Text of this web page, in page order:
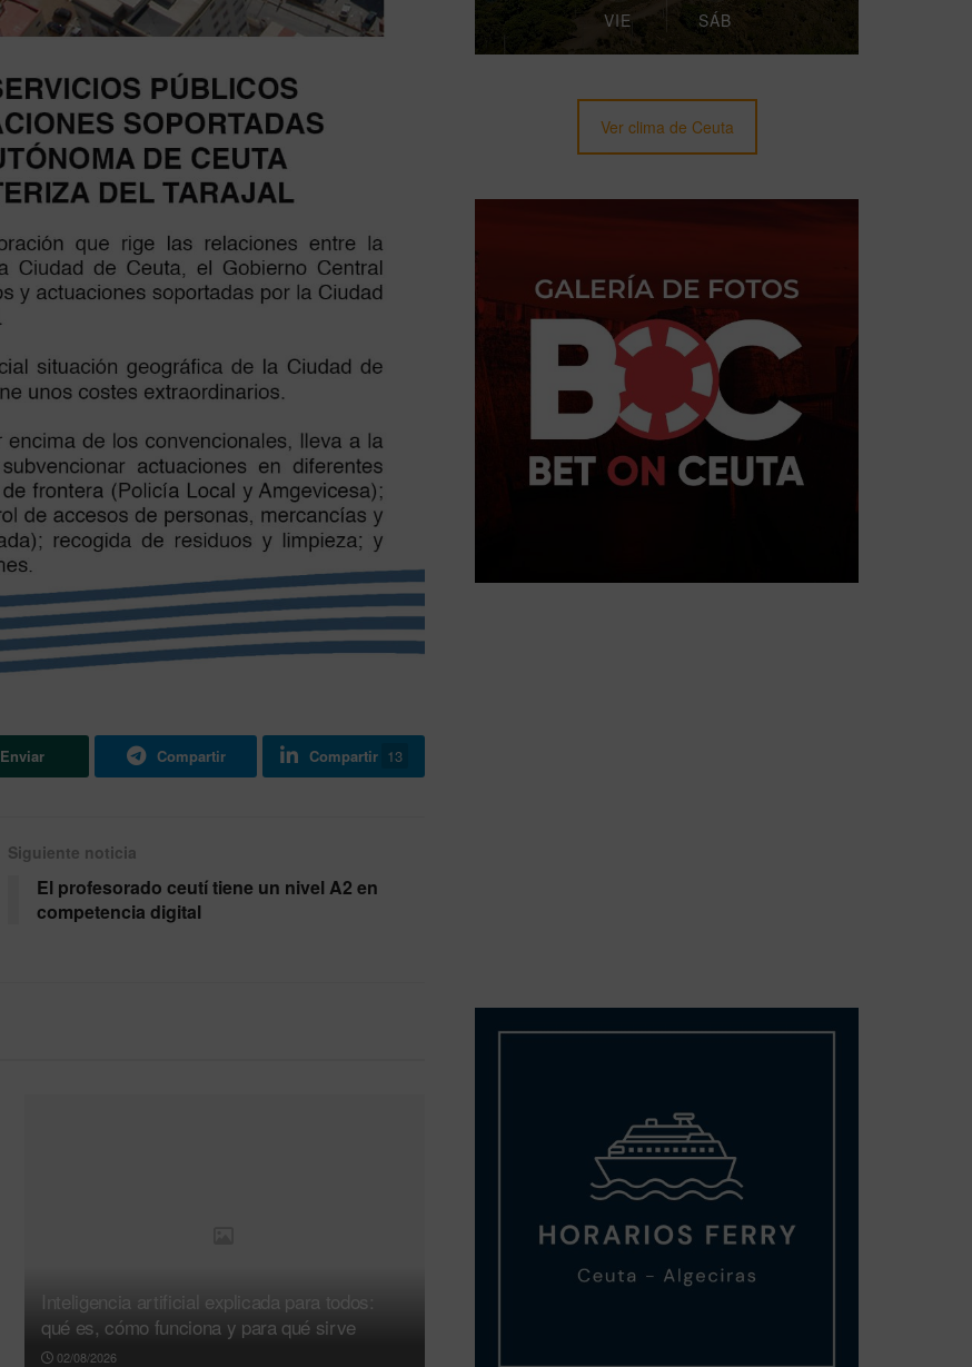
Enviar Compartir Compartir 13
Siguiente noticia
El profesorado ceutí tiene un nivel A2 en
competencia digital
Inteligencia artificial explicada para todos:
qué es, cómo funciona y para qué sirve
02/08/2026
VIE SÁB
Ver clima de Ceuta